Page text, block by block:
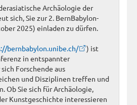
Archäologie der
sich, Sie zur 2. BernBabylon-
2025) einladen zu dürfen.
bernbabylon.unibe.ch/
) ist
in entspannter
Forschende aus
und Disziplinen treffen und
Ob Sie sich für Archäologie,
Kunstgeschichte interessieren